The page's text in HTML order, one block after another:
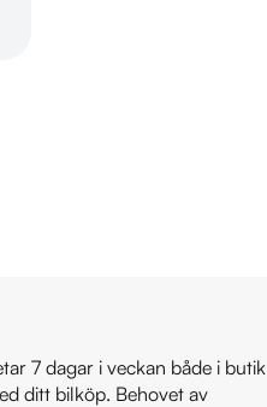
7 dagar i veckan både i butik
ditt bilköp. Behovet av